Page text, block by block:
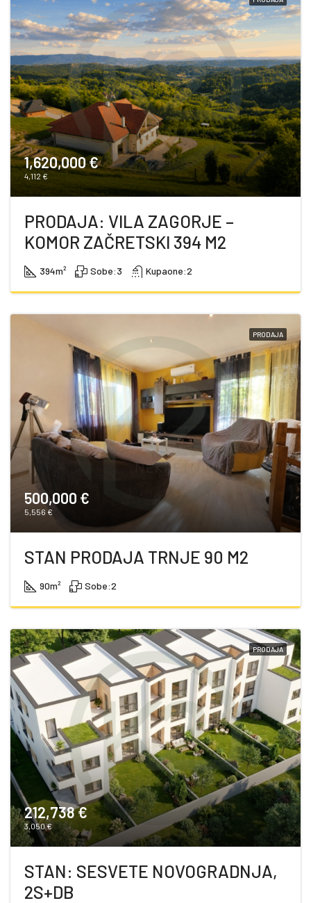
1,620,000 €
4,112 €
PRODAJA: VILA ZAGORJE –
KOMOR ZAČRETSKI 394 M2
394m² Sobe:3 Kupaone:2
PRODAJA
500,000 €
5,556 €
STAN PRODAJA TRNJE 90 M2
90m² Sobe:2
PRODAJA
212,738 €
3,050 €
STAN: SESVETE NOVOGRADNJA,
2S+DB